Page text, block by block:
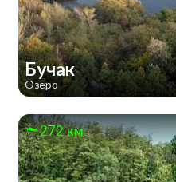
Бучак
Озеро
272 км